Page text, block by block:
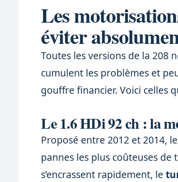
Les
éviter
Toutes les versions de la 208
cumulent les problèmes et
gouffre financier. Voici celles
Le 1.6 HDi 92 ch : la
Proposé entre 2012 et 2014, le
pannes les plus coûteuses de
s’encrassent rapidement, le